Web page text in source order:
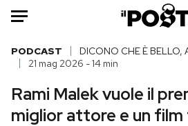
Auto
Italia
PODCAST
DICONO CHE È BELLO,
21 mag 2026 - 14 min
Rami Malek vuole il
miglior attore e un film